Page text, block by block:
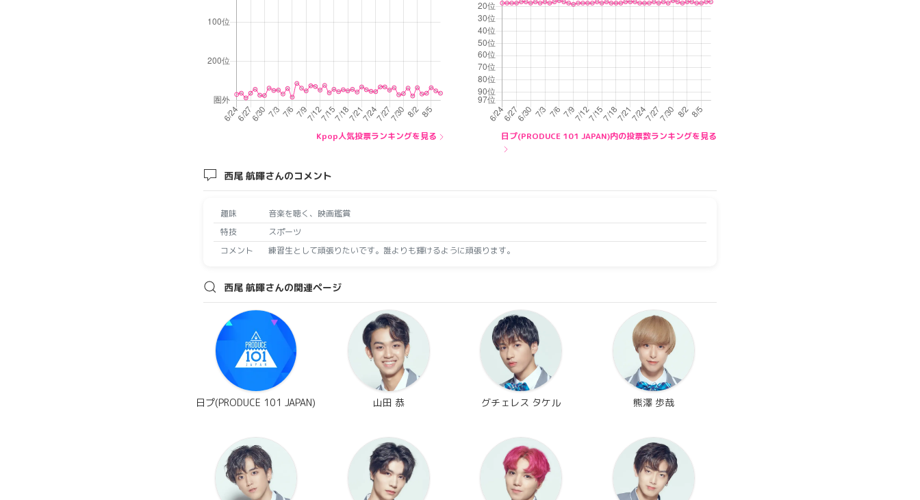
Kpop人気投票ランキングを見る 日プ(PRODUCE 101 JAPAN)内の投票数ランキングを見る
西尾 航暉さんのコメント
趣味
音楽を聴く、映画鑑賞
特技
スポーツ
コメント
練習生として頑張りたいです。誰よりも輝けるように頑張ります。
西尾 航暉さんの関連ページ
日プ(PRODUCE 101 JAPAN) 山田 恭 グチェレス タケル 熊澤 歩哉